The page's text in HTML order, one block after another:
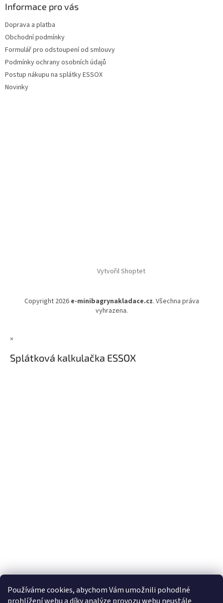
Používáme cookies, abychom Vám umožnili pohodlné
Informace pro vás
Doprava a platba
Obchodní podmínky
Formulář pro odstoupení od smlouvy
Podmínky ochrany osobních údajů
Postup nákupu na splátky ESSOX
Novinky
Vytvořil Shoptet
Copyright 2026 e-minibagrynakladace.cz. Všechna práva
vyhrazena.
×
Splátková kalkulačka ESSOX